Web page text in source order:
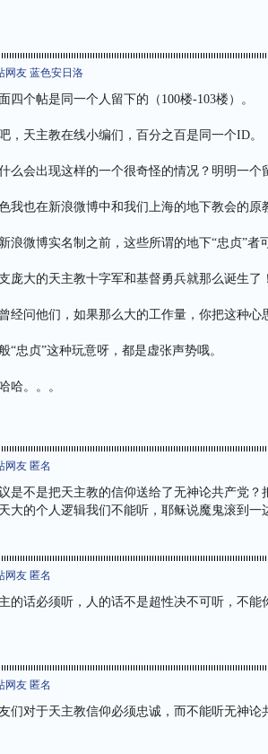
网友 蓝色安日洛
四个帖是同一个人留下的（100楼-103楼）。
，天主教在线小编们，百分之百是同一个ID。
么会出现这样的一个很奇怪的情况？明明一个
我也在新浪微博中和我们上海的地下教会的
浪微博实名制之前，这些所谓的地下“忠贞”
庞大的天主教十字军和基督勇兵就那么诞生了
经问他们，如果那么大的工作量，你把这种
“忠贞”这种玩意呀，都是虚张声势哦。
哈。。。
网友 匿名
是不是把天主教的信仰送给了无神论共产党
大的个人逻辑我们不能听，耶稣说魔鬼滚到
网友 匿名
的话必须听，人的话不是超性决不可听，不能
网友 匿名
们对于天主教信仰必须忠诚，而不能听无神